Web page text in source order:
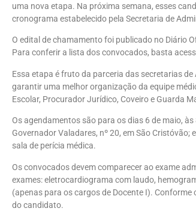
uma nova etapa. Na próxima semana, esses
cronograma estabelecido pela Secretaria de
O edital de chamamento foi publicado no Diário
Para conferir a lista dos convocados, basta
Essa etapa é fruto da parceria das secretarias
garantir uma melhor organização da equipe
Escolar, Procurador Jurídico, Coveiro e Guarda
Os agendamentos são para os dias 6 de maio,
Governador Valadares, nº 20, em São Cristóvão;
sala de perícia médica.
Os convocados devem comparecer ao exame
exames: eletrocardiograma com laudo,
(apenas para os cargos de Docente I).
do candidato.